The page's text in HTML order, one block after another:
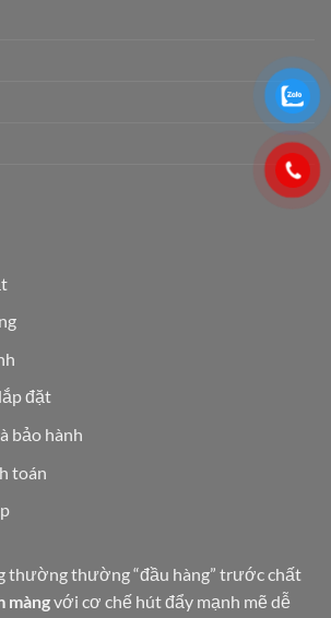
đặt
bảo hành
toán
thường thường “đầu hàng” trước chất
màngvới cơ chế hút đẩy mạnh mẽ dễ